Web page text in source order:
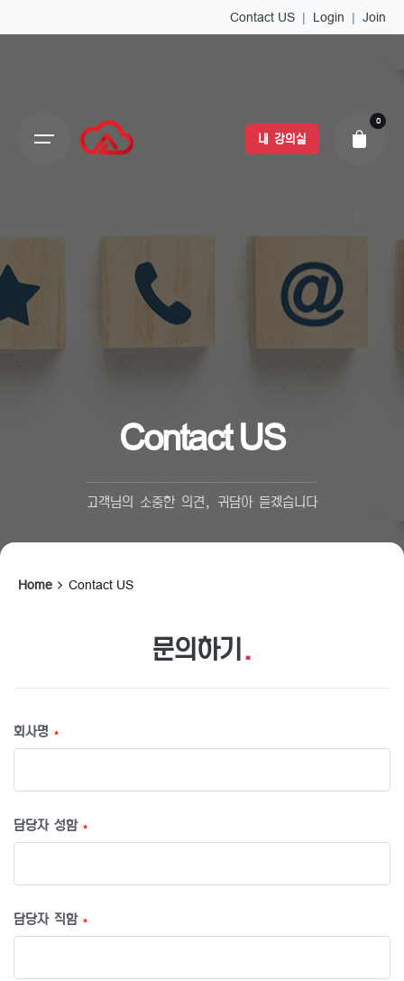
Join
|
Login
|
Contact US
내 강의실
0
Contact US
고객님의 소중한 의견, 귀담아 듣겠습니다
Home Contact US
문의하기 .
회사명 *
담당자 성함 *
담당자 직함 *